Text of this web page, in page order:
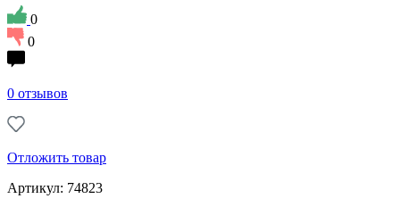
0
0
0 отзывов
Отложить товар
Артикул: 74823